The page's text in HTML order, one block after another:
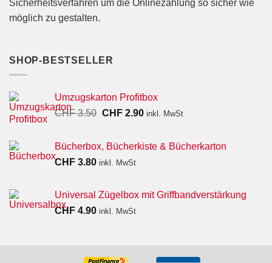
Sicherheitsverfahren um die Onlinezahlung so sicher wie
möglich zu gestalten.
SHOP-BESTSELLER
Umzugskarton Profitbox
CHF3.50 Ursprünglicher
CHF 3.50
CHF2.90Aktueller
CHF 2.90.
inkl. MwSt
Bücherbox, Bücherkiste & Bücherkarton
CHF 3.80 inkl. MwSt
Universal Zügelbox mit Griffbandverstärkung
CHF 4.90 inkl. MwSt